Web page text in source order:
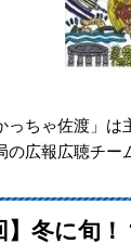
っちゃ佐渡」
の広報広聴チー
】冬に旬